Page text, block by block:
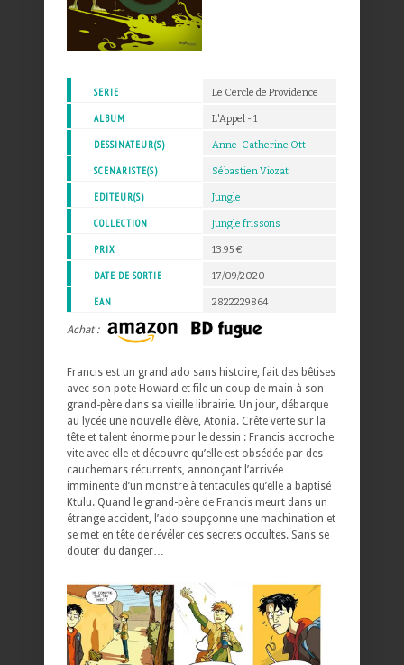
SERIE Le Cercle de Providence
ALBUM L'Appel - 1
DESSINATEUR(S) Anne-Catherine Ott
SCENARISTE(S) Sébastien Viozat
EDITEUR(S) Jungle
COLLECTION Jungle frissons
PRIX 13.95 €
DATE DE SORTIE 17/09/2020
EAN 2822229864
Achat :
Francis est un grand ado sans histoire, fait des bêtises
avec son pote Howard et file un coup de main à son
grand-père dans sa vieille librairie. Un jour, débarque
au lycée une nouvelle élève, Atonia. Crête verte sur la
tête et talent énorme pour le dessin : Francis accroche
vite avec elle et découvre qu’elle est obsédée par des
cauchemars récurrents, annonçant l’arrivée
imminente d’un monstre à tentacules qu’elle a baptisé
Ktulu. Quand le grand-père de Francis meurt dans un
étrange accident, l’ado soupçonne une machination et
se met en tête de révéler ces secrets occultes. Sans se
douter du danger…